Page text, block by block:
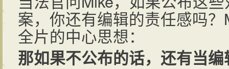
案，你还有编辑的责任感吗
全片的中心思想：
那如果不公布的话，还有当